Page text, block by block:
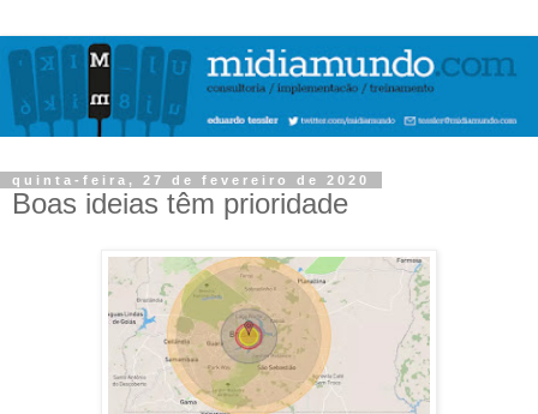
quinta-feira, 27 de fevereiro de 2020
Boas ideias têm prioridade